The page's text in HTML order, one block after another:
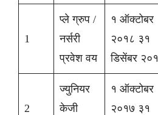
1
प्ले ग्रुप /
नर्सरी
प्रवेश वय
१ ऑक्टोबर
२०१८ ३१
डिसेंबर
2
ज्युनियर
केजी
१ ऑक्टोबर
२०१७ ३१